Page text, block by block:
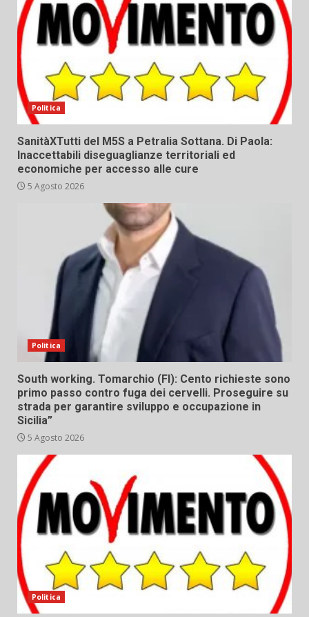
Politica
SanitàXTutti del M5S a Petralia Sottana. Di Paola:
Inaccettabili diseguaglianze territoriali ed
economiche per accesso alle cure
5 Agosto 2026
Politica
South working. Tomarchio (FI): Cento richieste sono
primo passo contro fuga dei cervelli. Proseguire su
strada per garantire sviluppo e occupazione in
Sicilia”
5 Agosto 2026
Politica